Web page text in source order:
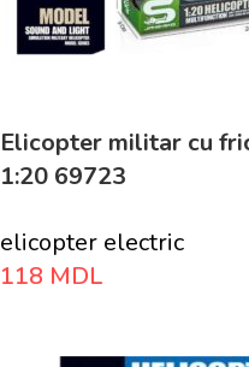
Elicopter militar cu
1:20 69723
elicopter electric
118 MDL